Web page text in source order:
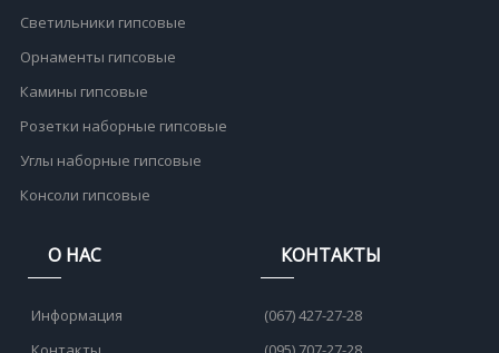
Светильники гипсовые
Орнаменты гипсовые
Камины гипсовые
Розетки наборные гипсовые
Углы наборные гипсовые
Консоли гипсовые
О НАС
Информация
КОНТАКТЫ
(067) 427-27-28